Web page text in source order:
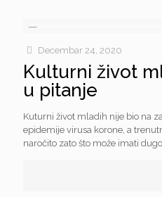
Decembar 24, 2020
Kulturni život
u pitanje
Kuturni život mladih nije bio na
epidemije virusa korone, a
naročito zato što može imati